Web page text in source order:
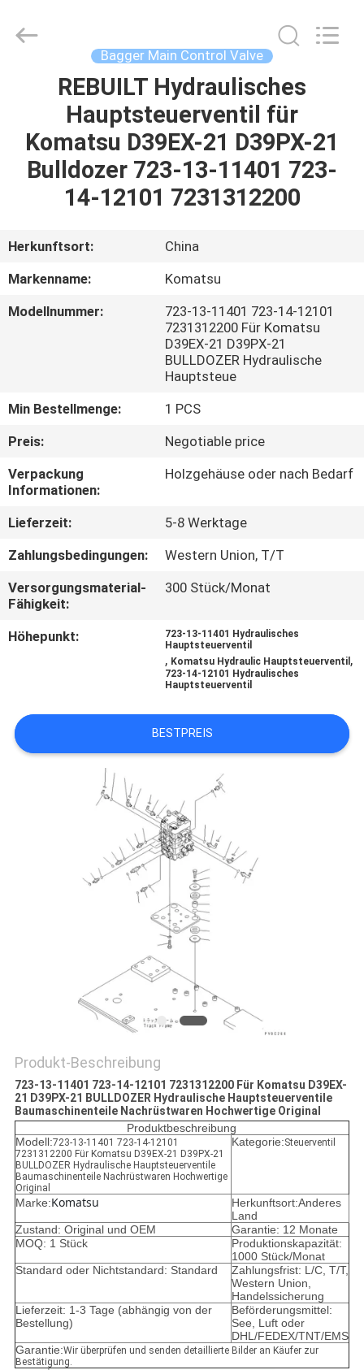
STARTSEITE
PRODUKTE
VIDEOS
VR
SHOW
ÜBER
FABRIK
TOUR
QUALITÄTSKONTROLLE
KONTAKT
NACHRICHTEN
ALLE
REFERENZEN
DATENSCHUTZ-
BESTIMMUNGEN
Machinery
Bagger Main Control Valve
REBUILT Hydraulisches
Hauptsteuerventil für
Komatsu D39EX-21 D39PX-21
Bulldozer 723-13-11401 723-
14-12101 7231312200
Herkunftsort:
China
Markenname:
Komatsu
Modellnummer:
723-13-11401 723-14-12101
7231312200 Für Komatsu
D39EX-21 D39PX-21
BULLDOZER Hydraulische
Hauptsteue
Min Bestellmenge:
1 PCS
Preis:
Negotiable price
Verpackung
Informationen:
Holzgehäuse oder nach Bedarf
Lieferzeit:
5-8 Werktage
Zahlungsbedingungen:
Western Union, T/T
Versorgungsmaterial-
Fähigkeit:
300 Stück/Monat
Höhepunkt:
723-13-11401 Hydraulisches
Hauptsteuerventil
, Komatsu Hydraulic Hauptsteuerventil ,
723-14-12101 Hydraulisches
Hauptsteuerventil
BESTPREIS
Produkt-Beschreibung
723-13-11401 723-14-12101 7231312200 Für Komatsu D39EX-
21 D39PX-21 BULLDOZER Hydraulische Hauptsteuerventile
Baumaschinenteile Nachrüstwaren Hochwertige Original
Produktbeschreibung
Modell:723-13-11401 723-14-12101
7231312200 Für Komatsu D39EX-21 D39PX-21
BULLDOZER Hydraulische Hauptsteuerventile
Baumaschinenteile Nachrüstwaren Hochwertige
Original
Kategorie:Steuerventil
Marke:Komatsu
Herkunftsort:Anderes
Land
Zustand: Original und OEM
Garantie: 12 Monate
MOQ: 1 Stück
Produktionskapazität:
1000 Stück/Monat
Standard oder Nichtstandard: Standard
Zahlungsfrist: L/C, T/T,
Western Union,
Handelssicherung
Lieferzeit: 1-3 Tage (abhängig von der
Bestellung)
Beförderungsmittel:
See, Luft oder
DHL/FEDEX/TNT/EMS
Garantie:Wir überprüfen und senden detaillierte Bilder an Käufer zur
Bestätigung.